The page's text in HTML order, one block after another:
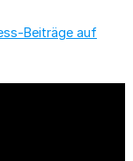
Beiträge auf